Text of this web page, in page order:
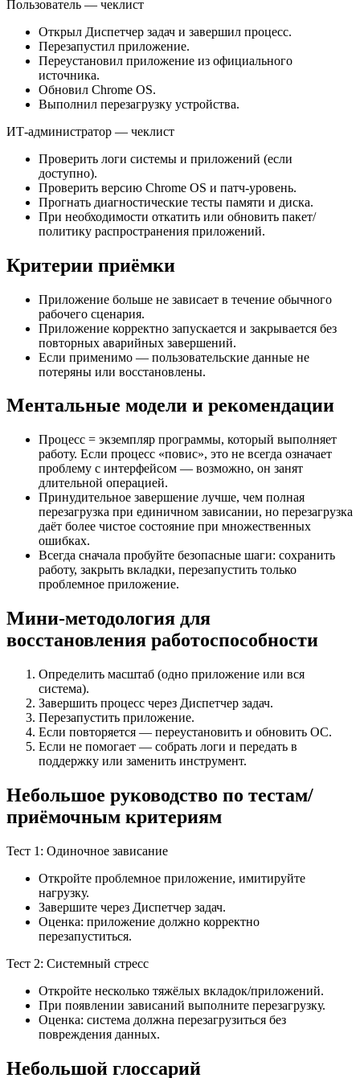
Пользователь — чеклист
Открыл Диспетчер задач и завершил процесс.
Перезапустил приложение.
Переустановил приложение из официального
источника.
Обновил Chrome OS.
Выполнил перезагрузку устройства.
ИТ-администратор — чеклист
Проверить логи системы и приложений (если
доступно).
Проверить версию Chrome OS и патч-уровень.
Прогнать диагностические тесты памяти и диска.
При необходимости откатить или обновить пакет/
политику распространения приложений.
Критерии приёмки
Приложение больше не зависает в течение обычного
рабочего сценария.
Приложение корректно запускается и закрывается без
повторных аварийных завершений.
Если применимо — пользовательские данные не
потеряны или восстановлены.
Ментальные модели и рекомендации
Процесс = экземпляр программы, который выполняет
работу. Если процесс «повис», это не всегда означает
проблему с интерфейсом — возможно, он занят
длительной операцией.
Принудительное завершение лучше, чем полная
перезагрузка при единичном зависании, но перезагрузка
даёт более чистое состояние при множественных
ошибках.
Всегда сначала пробуйте безопасные шаги: сохранить
работу, закрыть вкладки, перезапустить только
проблемное приложение.
Мини-методология для
восстановления работоспособности
Определить масштаб (одно приложение или вся
система).
Завершить процесс через Диспетчер задач.
Перезапустить приложение.
Если повторяется — переустановить и обновить ОС.
Если не помогает — собрать логи и передать в
поддержку или заменить инструмент.
Небольшое руководство по тестам/
приёмочным критериям
Тест 1: Одиночное зависание
Откройте проблемное приложение, имитируйте
нагрузку.
Завершите через Диспетчер задач.
Оценка: приложение должно корректно
перезапуститься.
Тест 2: Системный стресс
Откройте несколько тяжёлых вкладок/приложений.
При появлении зависаний выполните перезагрузку.
Оценка: система должна перезагрузиться без
повреждения данных.
Небольшой глоссарий